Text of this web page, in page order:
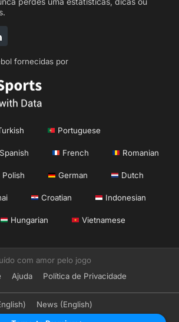
fornecidas por
Portuguese
Spanish French Romanian
Polish German Dutch
Croatian Indonesian
Hungarian Vietnamese
com amor pelo jogo
Ajuda Política de Privacidade
News (English)